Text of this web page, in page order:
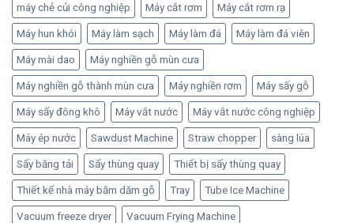
máy chẻ củi công nghiệp Máy cắt rơm Máy cắt rơm rạ
Máy hun khói Máy làm sạch Máy làm đá Máy làm đá viên
Máy mài dao Máy nghiền gỗ mùn cưa
Máy nghiền gỗ thành mùn cưa Máy nghiền rơm Máy sấy gỗ
Máy sấy đông khô Máy vắt nước Máy vắt nước công nghiệp
Máy ép nước Sawdust Machine Straw chopper sàng lúa
Sấy băng tải Sấy thùng quay Thiết bị sấy thùng quay
Thiết kế nhà máy băm dăm gỗ Tray Tube Ice Machine
Vacuum freeze dryer Vacuum Frying Machine